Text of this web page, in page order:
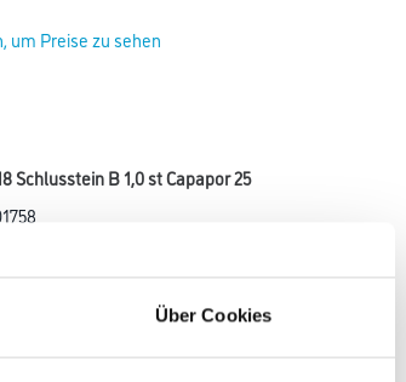
Über Cookies
um Preise zu sehen
Schlusstein B 1,0 st Capapor 25